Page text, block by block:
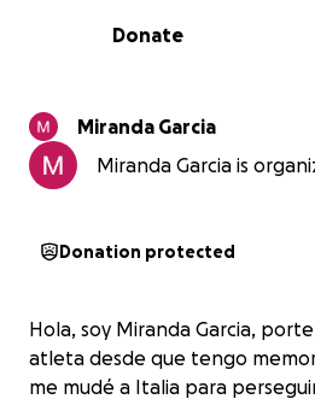
0% complete
Donate
Miranda Garcia
Miranda Garcia is
Donation protected
Hola, soy Miranda Garcia,
atleta desde que tengo
me mudé a Italia para